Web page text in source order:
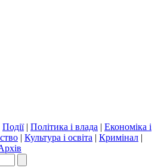
Події| Політика і влада | Економіка і
| Культура і освіта | Кримінал |